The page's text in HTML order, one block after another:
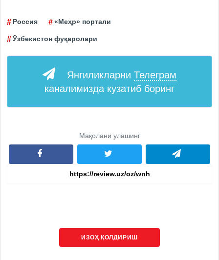
Россия «Меҳр» портали
Ўзбекистон фуқаролари
Янгиликларни Телеграм
каналимизда кузатиб боринг
Мақолани улашинг
ИЗОҲ ҚОЛДИРИШ